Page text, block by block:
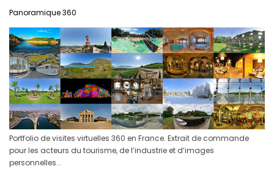
Panoramique 360
Portfolio de visites virtuelles 360 en France. Extrait de commande
pour les acteurs du tourisme, de l’industrie et d’images
personnelles...